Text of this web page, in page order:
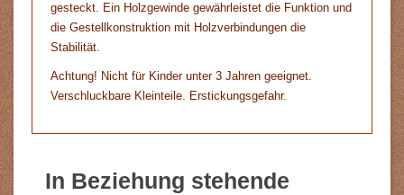
gesteckt. Ein Holzgewinde gewährleistet die Funktion und
die Gestellkonstruktion mit Holzverbindungen die
Stabilität.
Achtung! Nicht für Kinder unter 3 Jahren geeignet.
Verschluckbare Kleinteile. Erstickungsgefahr.
In Beziehung stehende